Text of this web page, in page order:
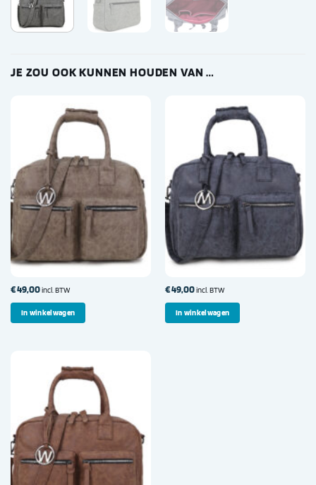
JE ZOU OOK KUNNEN HOUDEN VAN …
€49,00incl. BTW
In winkelwagen
€49,00incl. BTW
In winkelwagen